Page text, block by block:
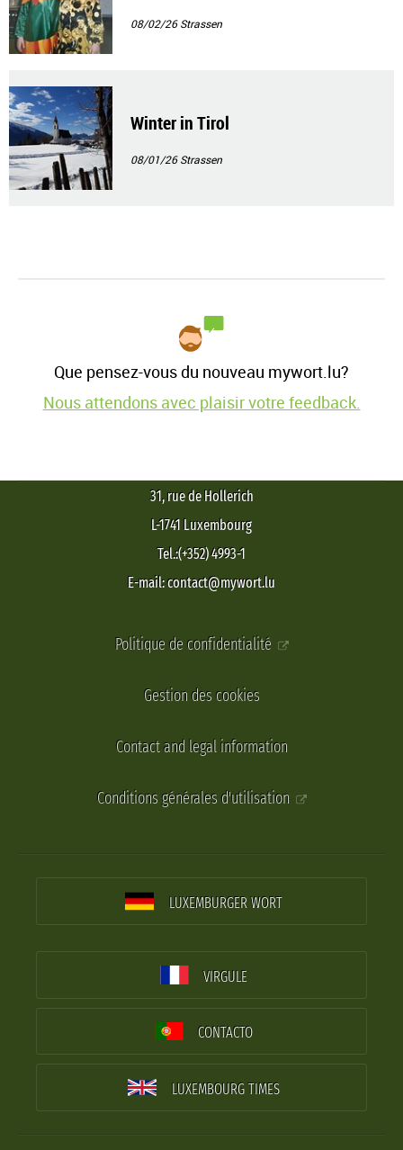
08/02/26Strassen
Winter in Tirol
08/01/26Strassen
Que pensez-vous du nouveau mywort.lu?
Nous attendons avec plaisir votre feedback.
31, rue de Hollerich
L-1741 Luxembourg
Tel.:(+352) 4993-1
E-mail: contact@mywort.lu
Politique de confidentialité
Gestion des cookies
Contact and legal information
Conditions générales d'utilisation
LUXEMBURGER WORT
VIRGULE
CONTACTO
LUXEMBOURG TIMES